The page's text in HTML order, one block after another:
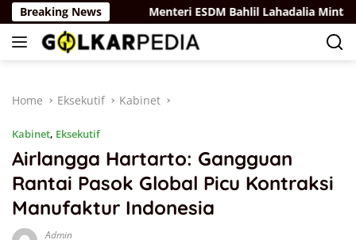
Skip
to
content
Breaking News
Pusat Menteri ESDM Bahlil Lahadalia Minta
Home Eksekutif Kabinet
Kabinet, Eksekutif
Airlangga Hartarto: Gangguan
Rantai Pasok Global Picu Kontraksi
Manufaktur Indonesia
Admin